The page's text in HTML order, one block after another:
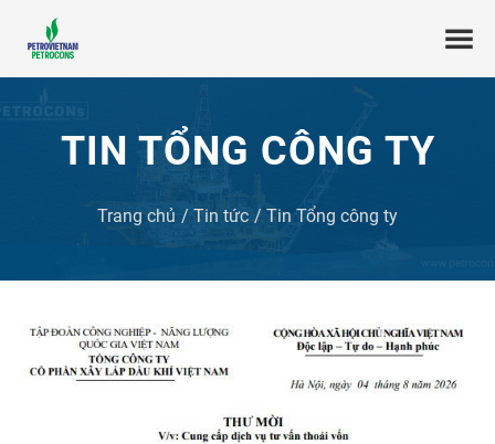
TIN TỔNG CÔNG TY
Trang chủ Tin tức Tin Tổng công ty